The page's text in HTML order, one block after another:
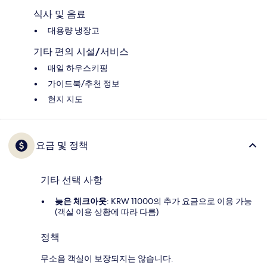
식사 및 음료
대용량 냉장고
기타 편의 시설/서비스
매일 하우스키핑
가이드북/추천 정보
현지 지도
요금 및 정책
기타 선택 사항
늦은 체크아웃: KRW 11000의 추가 요금으로 이용 가능
(객실 이용 상황에 따라 다름)
정책
무소음 객실이 보장되지는 않습니다.